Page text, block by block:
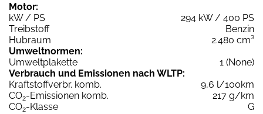
Motor:
kW / PS
294 kW / 400 PS
Treibstoff
Benzin
Hubraum
2.480 cm³
Umweltnormen:
Umweltplakette
1 (None)
Verbrauch und Emissionen nach WLTP:
Kraftstoffverbr. komb.
9,6 l/100km
CO2-Emissionen komb.
217 g/km
CO2-Klasse
G